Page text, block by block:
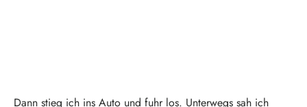
Dann stieg ich ins Auto und fuhr los. Unterwegs sah ich